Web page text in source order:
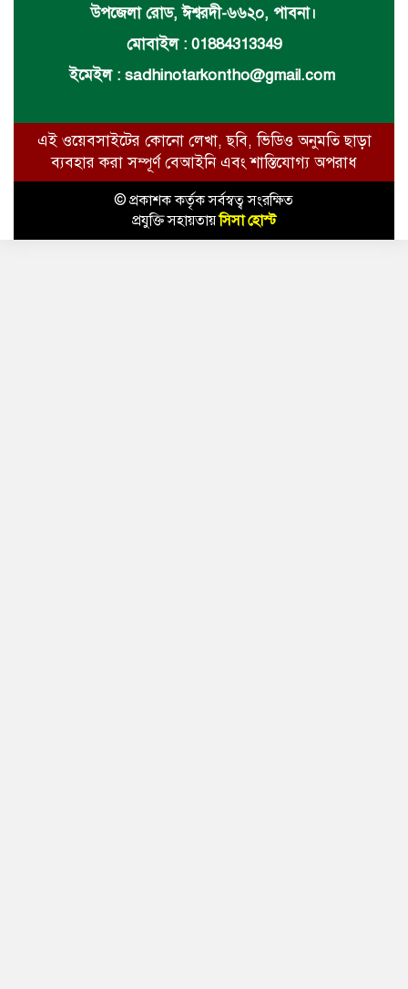
উপজেলা রোড, ঈশ্বরদী-৬৬২০, পাবনা।
মোবাইল : 01884313349
ইমেইল : sadhinotarkontho@gmail.com
এই ওয়েবসাইটের কোনো লেখা, ছবি, ভিডিও অনুমতি ছাড়া
ব্যবহার করা সম্পূর্ণ বেআইনি এবং শাস্তিযোগ্য অপরাধ
© প্রকাশক কর্তৃক সর্বস্বত্ব সংরক্ষিত
প্রযুক্তি সহায়তায়সিসা হোস্ট